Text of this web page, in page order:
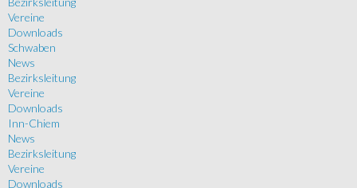
Vereine
Downloads
Schwaben
News
Bezirksleitung
Vereine
Downloads
Inn-Chiem
News
Bezirksleitung
Vereine
Downloads